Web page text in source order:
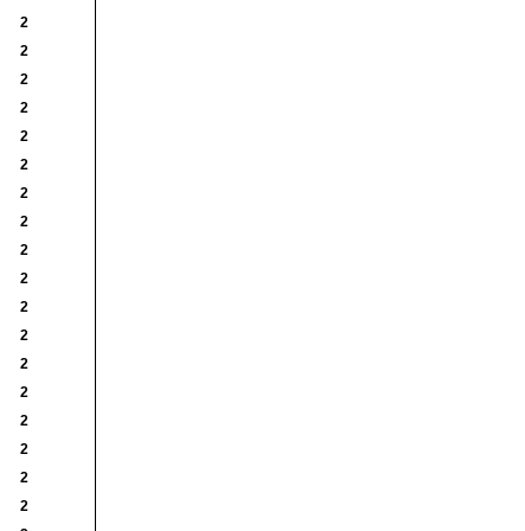
2
2
2
2
2
2
2
2
2
2
2
2
2
2
2
2
2
2